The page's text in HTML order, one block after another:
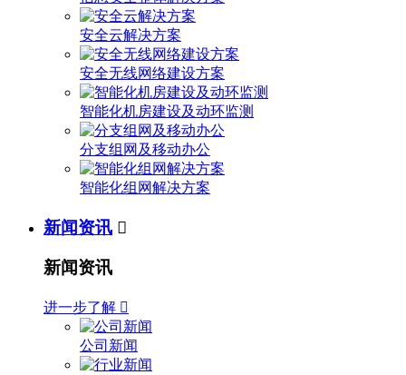
安全云解决方案
安全无线网络建设方案
智能化机房建设及动环监测
分支组网及移动办公
智能化组网解决方案
新闻资讯 
新闻资讯
进一步了解 
公司新闻